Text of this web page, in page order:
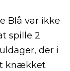
Blå var ikke
spille 2
der i
knækket